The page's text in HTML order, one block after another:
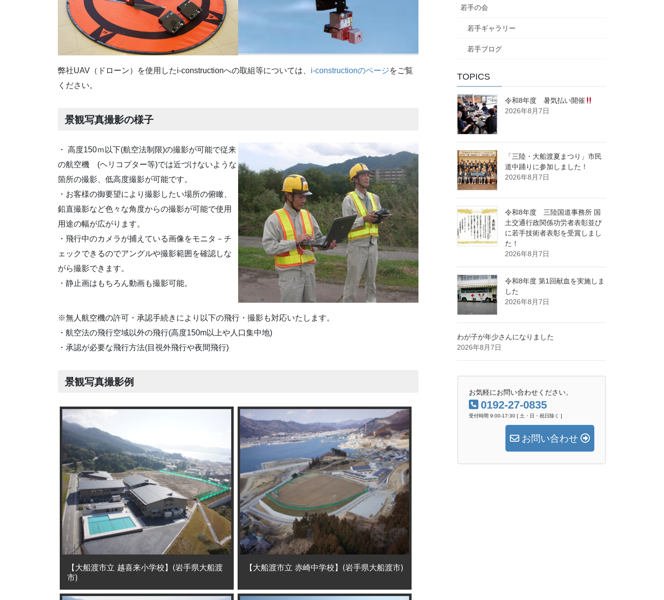
弊社UAV（ドローン）を使用したi-constructionへの取組等については、 i-constructionのページをご覧
ください。
景観写真撮影の様子
・ 高度150ｍ以下(航空法制限)の撮影が可能で従来
の航空機 (ヘリコプター等)では近づけないような
箇所の撮影、低高度撮影が可能です。
・お客様の御要望により撮影したい場所の俯瞰、
鉛直撮影など色々な角度からの撮影が可能で使用
用途の幅が広がります。
・飛行中のカメラが捕えている画像をモニタ－チ
ェックできるのでアングルや撮影範囲を確認しな
がら撮影できます。
・静止画はもちろん動画も撮影可能。
※無人航空機の許可・承認手続きにより以下の飛行・撮影も対応いたします。
・航空法の飛行空域以外の飛行(高度150m以上や人口集中地)
・承認が必要な飛行方法(目視外飛行や夜間飛行)
景観写真撮影例
【大船渡市立 越喜来小学校】(岩手県大船渡
市)
【大船渡市立 赤崎中学校】(岩手県大船渡市)
若手の会
若手ギャラリー
若手ブログ
TOPICS
令和8年度 暑気払い開催
2026年8月7日
「三陸・大船渡夏まつり」市民
道中踊りに参加しました！
2026年8月7日
令和8年度 三陸国道事務所 国
土交通行政関係功労者表彰並び
に若手技術者表彰を受賞しまし
た！
2026年8月7日
令和8年度 第1回献血を実施しま
した
2026年8月7日
わが子が年少さんになりました
2026年8月7日
お気軽にお問い合わせください。
0192-27-0835
受付時間 9:00-17:30 [ 土・日・祝日除く ]
お問い合わせ